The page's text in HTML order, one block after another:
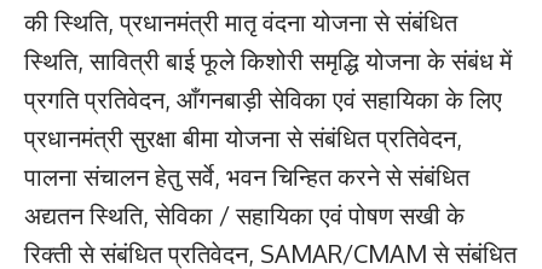
की स्थिति, प्रधानमंत्री मातृ वंदना योजना से संबंधित
स्थिति, सावित्री बाई फूले किशोरी समृद्धि योजना के संबंध में
प्रगति प्रतिवेदन, आँगनबाड़ी सेविका एवं सहायिका के लिए
प्रधानमंत्री सुरक्षा बीमा योजना से संबंधित प्रतिवेदन,
पालना संचालन हेतु सर्वे, भवन चिन्हित करने से संबंधित
अद्यतन स्थिति, सेविका / सहायिका एवं पोषण सखी के
रिक्ती से संबंधित प्रतिवेदन, SAMAR/CMAM से संबंधित